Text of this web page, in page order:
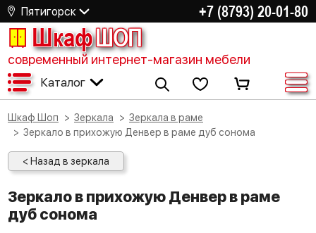
Пятигорск +7 (8793) 20-01-80
ШкафШОП
современный интернет-магазин мебели
Каталог
Шкаф Шоп Зеркала
Зеркала в раме
Зеркало в прихожую Денвер в раме дуб сонома
< Назад в зеркала
Зеркало в прихожую Денвер в раме
дуб сонома